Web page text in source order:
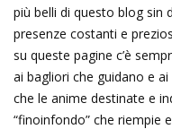
più belli di questo blog sin
presenze costanti e
su queste pagine c’è
ai bagliori che guidano e
che le anime destinate e
“finoinfondo” che riempie